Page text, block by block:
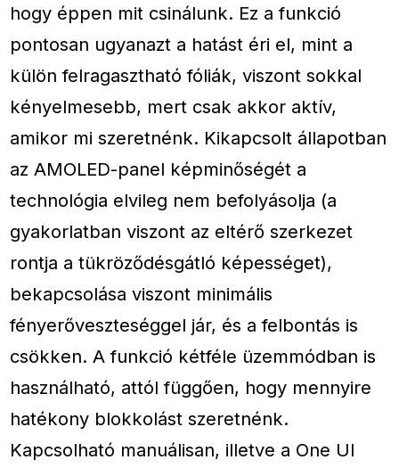
hogy éppen mit csinálunk. Ez a funkció
pontosan ugyanazt a hatást éri el, mint a
külön felragasztható fóliák, viszont sokkal
kényelmesebb, mert csak akkor aktív,
amikor mi szeretnénk. Kikapcsolt állapotban
az AMOLED-panel képminőségét a
technológia elvileg nem befolyásolja (a
gyakorlatban viszont az eltérő szerkezet
rontja a tükröződésgátló képességet),
bekapcsolása viszont minimális
fényerőveszteséggel jár, és a felbontás is
csökken. A funkció kétféle üzemmódban is
használható, attól függően, hogy mennyire
hatékony blokkolást szeretnénk.
Kapcsolható manuálisan, illetve a One UI